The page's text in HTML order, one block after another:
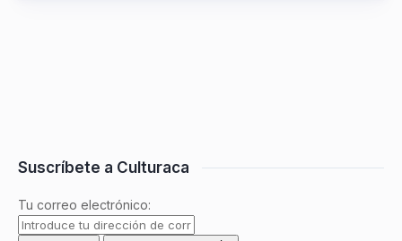
Suscríbete a Culturaca
Tu correo electrónico: